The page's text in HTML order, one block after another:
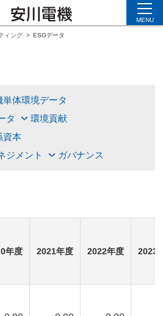
MENU
ィング > ESGデータ
単体環境データ
タ
環境貢献
資本
ジメント
ガバナンス
年度 2021年度 2022年度 2023